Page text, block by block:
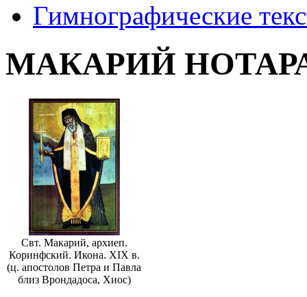
Гимнографические
МАКАРИЙ
Свт. Макарий, архиеп.
Коринфский. Икона. XIX в.
(ц. апостолов Петра и Павла
близ Врондадоса, Хиос)